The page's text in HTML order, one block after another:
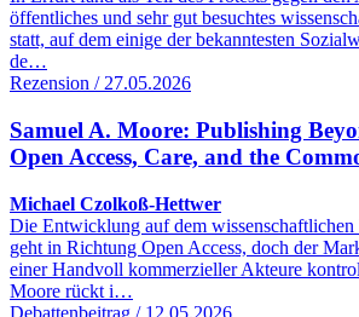
öffentliches und sehr gut besuchtes
statt, auf dem einige der bekanntesten
de…
Rezension / 27.05.2026
Samuel A. Moore: Publishing
Open Access, Care, and the
Michael Czolkoß-Hettwer
Die Entwicklung auf dem
geht in Richtung Open Access, doch der
einer Handvoll kommerzieller Akteure
Moore rückt i…
Debattenbeitrag / 12.05.2026